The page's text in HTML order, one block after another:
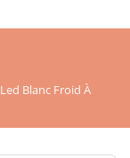
Blanc Froid À